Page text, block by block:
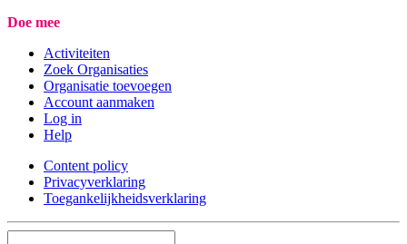
Doe mee
Activiteiten
Zoek Organisaties
Organisatie toevoegen
Account aanmaken
Log in
Help
Content policy
Privacyverklaring
Toegankelijkheidsverklaring